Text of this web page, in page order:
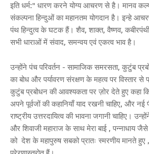
इति धर्म:" धारण करने योग्य आचरण से है। मानव
संकल्पना हिन्दुओं का महानतम योगदान है। इन्हे
पंथ हिन्दुत्व के घटक हैं। शैव, शाक्त, वैष्णव,
सभी धाराओं में संवाद, समन्वय एवं एकत्व भाव है।
उन्होंने पंच परिवर्तन - सामाजिक समरसता, कुटुंब
का बोध और पर्यावरण संरक्षण के महत्व पर विस्तार से
कुटुंब प्रबोधन की आवश्यकता पर ज़ोर देते हुए कहा कि
अपने पूर्वजों की कहानियाँ याद रखनी चाहिए, और नई
राष्ट्रीय उत्तरदायित्व की भावना जगानी चाहिए।
और शिवाजी महाराज के साथ मेरा बाई , पन्नाधाय
को देश के महापुरुष सबको प्रातः स्मरणीय मानते हुए